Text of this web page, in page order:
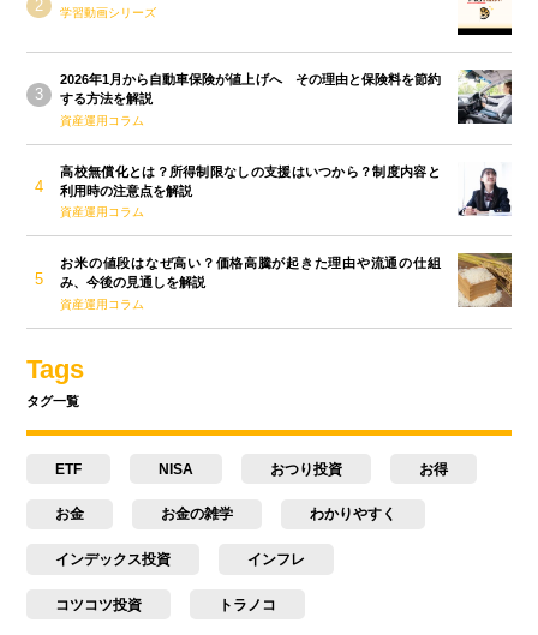
学習動画シリーズ
2026年1月から自動車保険が値上げへ その理由と保険料を節約
する方法を解説
資産運用コラム
高校無償化とは？所得制限なしの支援はいつから？制度内容と
利用時の注意点を解説
資産運用コラム
お米の値段はなぜ高い？価格高騰が起きた理由や流通の仕組
み、今後の見通しを解説
資産運用コラム
Tags
タグ一覧
ETF NISA おつり投資 お得
お金 お金の雑学 わかりやすく
インデックス投資 インフレ
コツコツ投資 トラノコ